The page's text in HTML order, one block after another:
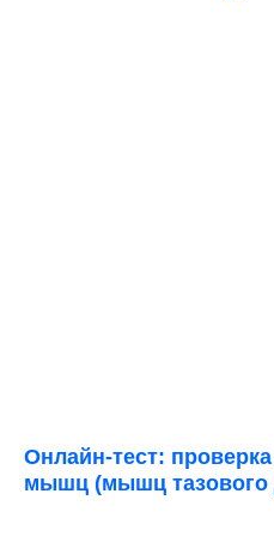
Онлайн-тест:
мышц (мышц тазового